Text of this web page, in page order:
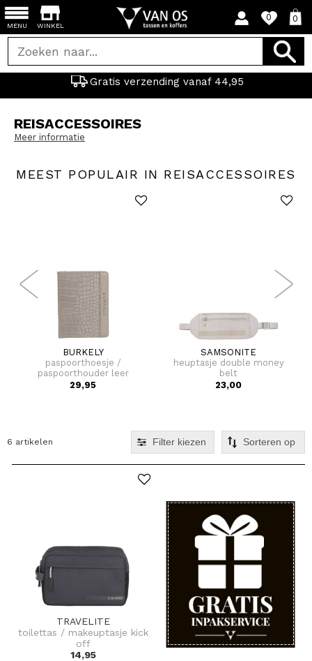
WINKEL
0 0
Gratis verzending vanaf 44,95
MENU
REISACCESSOIRES
Meer informatie
MEEST POPULAIR IN REISACCESSOIRES
BURKELY
paspoorthoesje /
paspoorthouder leer
casual cayla
29,95
SAMSONITE
heuptasje double money
belt
23,00
6 artikelen Filter kiezen
TRAVELITE
toilettas / makeuptasje kick
off
14,95